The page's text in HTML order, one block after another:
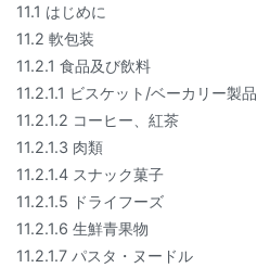
11.1 はじめに
11.2 軟包装
11.2.1 食品及び飲料
11.2.1.1 ビスケット/ベーカリー製品
11.2.1.2 コーヒー、紅茶
11.2.1.3 肉類
11.2.1.4 スナック菓子
11.2.1.5 ドライフーズ
11.2.1.6 生鮮青果物
11.2.1.7 パスタ・ヌードル